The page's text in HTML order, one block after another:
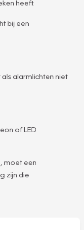
heeft.
bij een
alarmlichten niet
of LED
moet een
zijn die